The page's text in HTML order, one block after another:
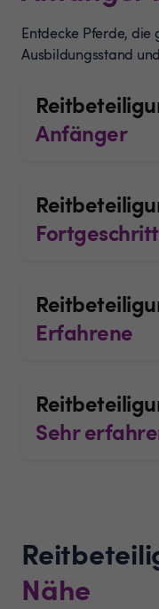
Entdecke Pferde, die
Ausbildungsstand
Anfänger
Erfahrene
Sehr
Nähe